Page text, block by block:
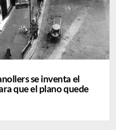
se inventa el
que el plano quede